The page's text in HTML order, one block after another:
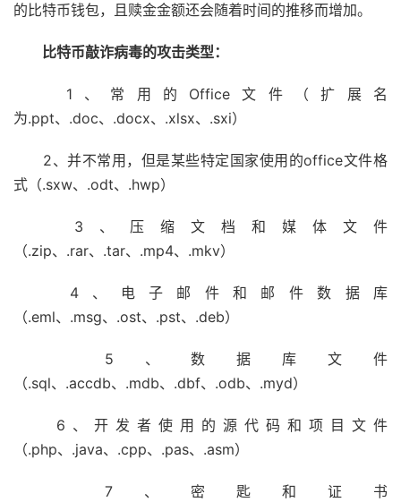
的比特币钱包，且赎金金额还会随着时间的推移而增加。
比特币敲诈病毒的攻击类型：
1、常用的Office文件（扩展名
为.ppt、.doc、.docx、.xlsx、.sxi）
2、并不常用，但是某些特定国家使用的office文件格
式（.sxw、.odt、.hwp）
3、压缩文档和媒体文件
（.zip、.rar、.tar、.mp4、.mkv）
4、电子邮件和邮件数据库
（.eml、.msg、.ost、.pst、.deb）
5、数据库文件
（.sql、.accdb、.mdb、.dbf、.odb、.myd）
6、开发者使用的源代码和项目文件
（.php、.java、.cpp、.pas、.asm）
7、密匙和证书